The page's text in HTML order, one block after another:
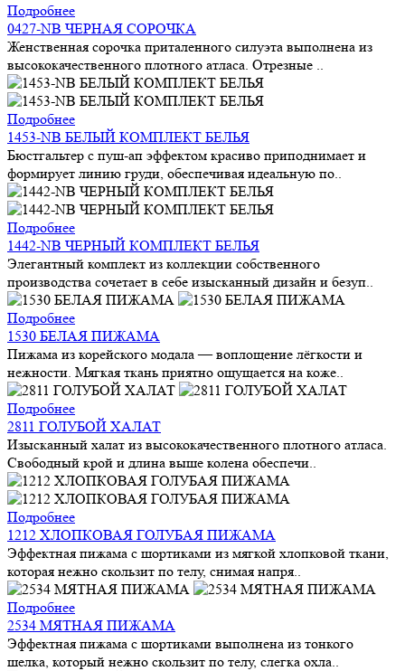
Подробнее
0427-NB ЧЕРНАЯ СОРОЧКА
Женственная сорочка приталенного силуэта выполнена из
высококачественного плотного атласа. Отрезные ..
Подробнее
1453-NB БЕЛЫЙ КОМПЛЕКТ БЕЛЬЯ
Бюстгальтер с пуш-ап эффектом красиво приподнимает и
формирует линию груди, обеспечивая идеальную по..
Подробнее
1442-NB ЧЕРНЫЙ КОМПЛЕКТ БЕЛЬЯ
Элегантный комплект из коллекции собственного
производства сочетает в себе изысканный дизайн и безуп..
Подробнее
1530 БЕЛАЯ ПИЖАМА
Пижама из корейского модала — воплощение лёгкости и
нежности. Мягкая ткань приятно ощущается на коже..
Подробнее
2811 ГОЛУБОЙ ХАЛАТ
Изысканный халат из высококачественного плотного атласа.
Свободный крой и длина выше колена обеспечи..
Подробнее
1212 ХЛОПКОВАЯ ГОЛУБАЯ ПИЖАМА
Эффектная пижама с шортиками из мягкой хлопковой ткани,
которая нежно скользит по телу, снимая напря..
Подробнее
2534 МЯТНАЯ ПИЖАМА
Эффектная пижама с шортиками выполнена из тонкого
шелка, который нежно скользит по телу, слегка охла..